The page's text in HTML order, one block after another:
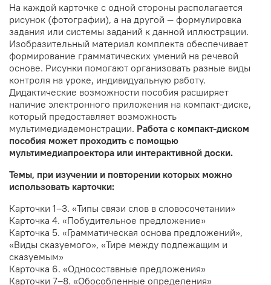
На каждой карточке с одной стороны располагается
рисунок (фотографии), а на другой — формулировка
задания или системы заданий к данной иллюстрации.
Изобразительный материал комплекта обеспечивает
формирование грамматических умений на речевой
основе. Рисунки помогают организовать разные виды
контроля на уроке, индивидуальную работу.
Дидактические возможности пособия расширяет
наличие электронного приложения на компакт-диске,
который предоставляет возможность
мультимедиадемонстрации. Работа с компакт-диском
пособия может проходить с помощью
мультимедиапроектора или интерактивной доски.
Темы, при изучении и повторении которых можно
использовать карточки:
Карточки 1–3. «Типы связи слов в словосочетании»
Карточка 4. «Побудительное предложение»
Карточка 5. «Грамматическая основа предложений»,
«Виды сказуемого», «Тире между подлежащим и
сказуемым»
Карточка 6. «Односоставные предложения»
Карточки 7–8. «Обособленные определения»